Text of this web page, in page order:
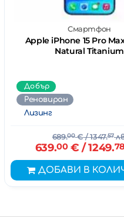
Смартфон
Apple iPhone 15 Pro
Natural Titanium
Добър
Реновиран
Лизинг
689.00€/ 1347.57
639.00€ / 1249.
ДОБАВИ В